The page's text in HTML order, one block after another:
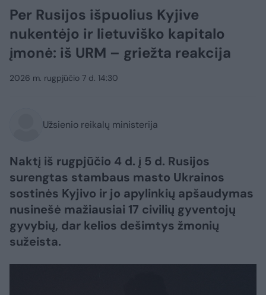
Per Rusijos išpuolius Kyjive
nukentėjo ir lietuviško kapitalo
įmonė: iš URM – griežta reakcija
2026 m. rugpjūčio 7 d. 14:30
Užsienio reikalų ministerija
Naktį iš rugpjūčio 4 d. į 5 d. Rusijos
surengtas stambaus masto Ukrainos
sostinės Kyjivo ir jo apylinkių apšaudymas
nusinešė mažiausiai 17 civilių gyventojų
gyvybių, dar kelios dešimtys žmonių
sužeista.